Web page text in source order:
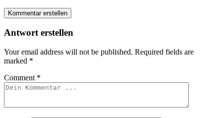
Kommentar erstellen
Antwort erstellen
Your email address will not be published. Required fields are
marked *
Comment *